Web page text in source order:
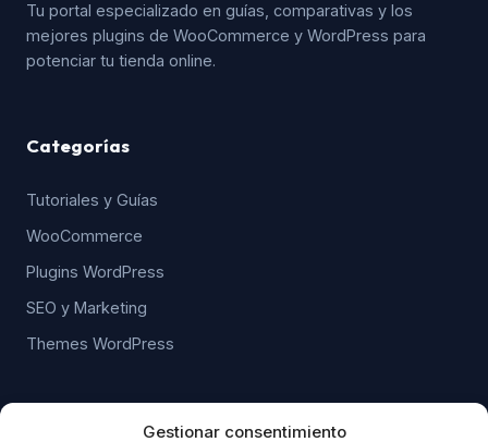
Gestionar consentimiento
Tu portal especializado en guías, comparativas y los
mejores plugins de WooCommerce y WordPress para
potenciar tu tienda online.
Categorías
Tutoriales y Guías
WooCommerce
Plugins WordPress
SEO y Marketing
Themes WordPress
WordPress & WooCommerce